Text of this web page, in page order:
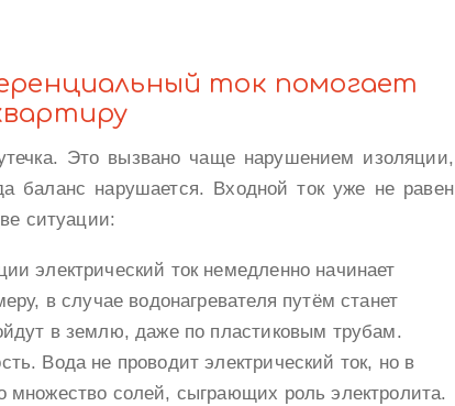
ток помогает
Это вызвано чаще нарушением изоляции,
баланс нарушается. Входной ток уже не равен
ситуации:
электрический ток немедленно начинает
в случае водонагревателя путём станет
в землю, даже по пластиковым трубам.
Вода не проводит электрический ток, но в
множество солей, сыграющих роль электролита.